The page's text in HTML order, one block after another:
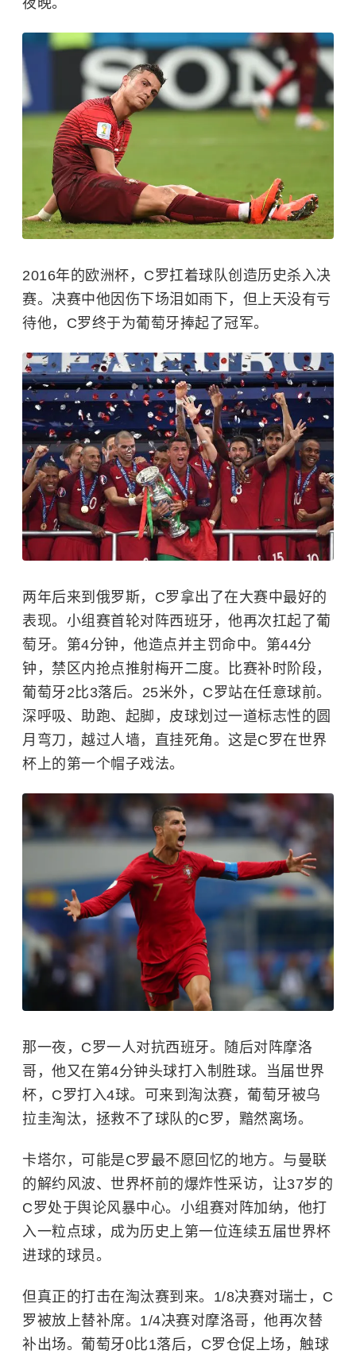
2016年的欧洲杯，C罗扛着球队创造历史杀入决
赛。决赛中他因伤下场泪如雨下，但上天没有亏
待他，C罗终于为葡萄牙捧起了冠军。
两年后来到俄罗斯，C罗拿出了在大赛中最好的
表现。小组赛首轮对阵西班牙，他再次扛起了葡
萄牙。第4分钟，他造点并主罚命中。第44分
钟，禁区内抢点推射梅开二度。比赛补时阶段，
葡萄牙2比3落后。25米外，C罗站在任意球前。
深呼吸、助跑、起脚，皮球划过一道标志性的圆
月弯刀，越过人墙，直挂死角。这是C罗在世界
杯上的第一个帽子戏法。
那一夜，C罗一人对抗西班牙。随后对阵摩洛
哥，他又在第4分钟头球打入制胜球。当届世界
杯，C罗打入4球。可来到淘汰赛，葡萄牙被乌
拉圭淘汰，拯救不了球队的C罗，黯然离场。
卡塔尔，可能是C罗最不愿回忆的地方。与曼联
的解约风波、世界杯前的爆炸性采访，让37岁的
C罗处于舆论风暴中心。小组赛对阵加纳，他打
入一粒点球，成为历史上第一位连续五届世界杯
进球的球员。
但真正的打击在淘汰赛到来。1/8决赛对瑞士，C
罗被放上替补席。1/4决赛对摩洛哥，他再次替
补出场。葡萄牙0比1落后，C罗仓促上场，触球